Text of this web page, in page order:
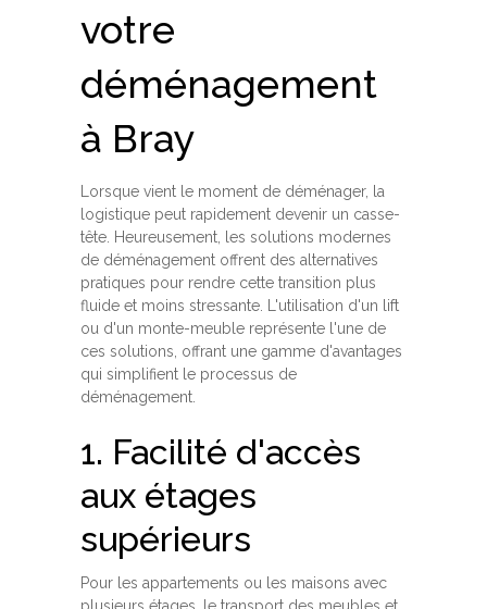
votre
déménagement
à Bray
Lorsque vient le moment de déménager, la
logistique peut rapidement devenir un casse-
tête. Heureusement, les solutions modernes
de déménagement offrent des alternatives
pratiques pour rendre cette transition plus
fluide et moins stressante. L'utilisation d'un lift
ou d'un monte-meuble représente l'une de
ces solutions, offrant une gamme d'avantages
qui simplifient le processus de
déménagement.
1. Facilité d'accès
aux étages
supérieurs
Pour les appartements ou les maisons avec